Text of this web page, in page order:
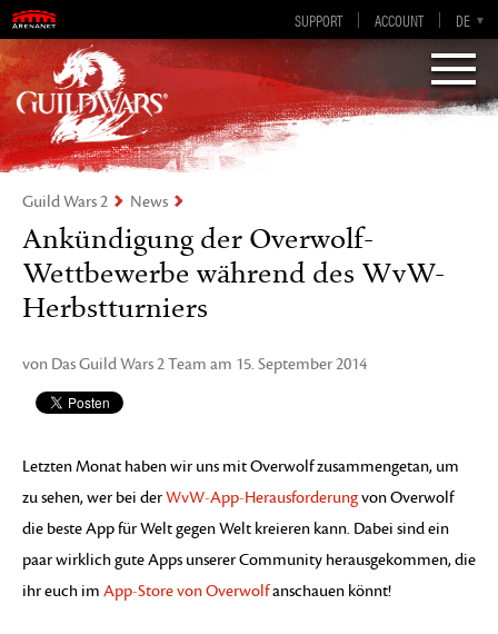
SUPPORT ACCOUNT DE
EN
ES
FR
EN-GB
„Visions of Eternity„
Guild Wars 2
Guild Wars 2 News
Ankündigung der Overwolf-
Wettbewerbe während des WvW-
Herbstturniers
von Das Guild Wars 2 Team am 15. September 2014
Letzten Monat haben wir uns mit Overwolf zusammengetan, um
zu sehen, wer bei derWvW-App-Herausforderungvon Overwolf
die beste App für Welt gegen Welt kreieren kann. Dabei sind ein
paar wirklich gute Apps unserer Community herausgekommen, die
ihr euch im App-Store von Overwolfanschauen könnt!